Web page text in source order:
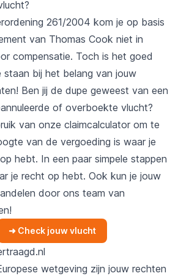
261/2004 kom je op basis
van Thomas Cook niet in
compensatie. Toch is het goed
staan bij het belang van jouw
! Ben jij de dupe geweest van een
of overboekte vlucht?
van onze claimcalculator om te
van de vergoeding is waar je
hebt. In een paar simpele stappen
je recht op hebt. Ook kun je jouw
door ons team van
➜ Check jouw vlucht
wetgeving zijn jouw rechten